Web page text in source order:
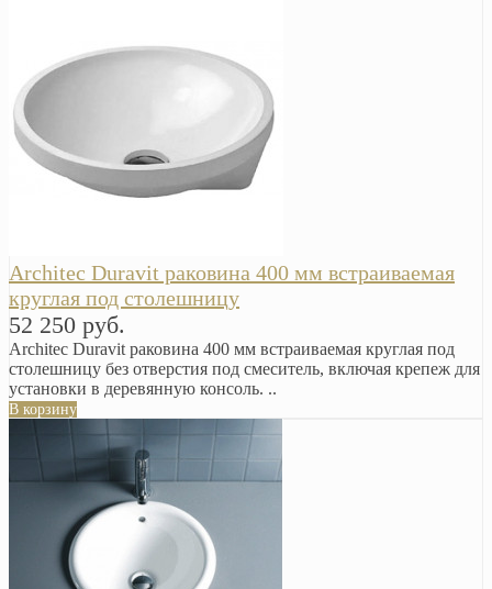
Arсhitec Duravit раковина 400 мм встраиваемая
круглая под столешницу
52 250 руб.
Arсhitec Duravit раковина 400 мм встраиваемая круглая под
столешницу без отверстия под смеситель, включая крепеж для
установки в деревянную консоль. ..
В корзину